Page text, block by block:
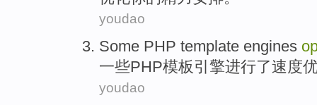
youdao
Some PHP template engines
一些PHP模板 引擎进行了速度
youdao